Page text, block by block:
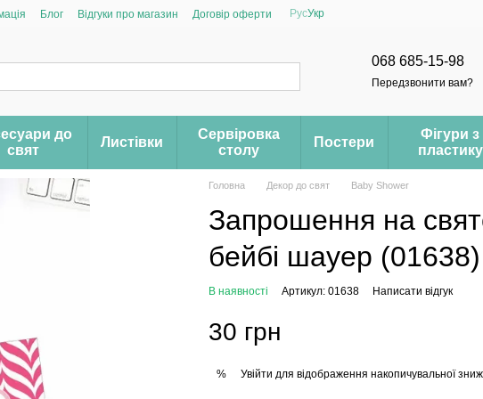
Блог Відгуки про магазин Договір оферти РусУкр
068 685-15-98
Передзвонити вам?
до
свят
Листівки
Сервіровка
столу
Постери
Фігури з
пластику
Головна Декор до свят Baby Shower
Запрошення на
бейбі шауер (01638)
В наявності Артикул: 01638 Написати відгук
30 грн
% Увійти для відображення накопичувальної